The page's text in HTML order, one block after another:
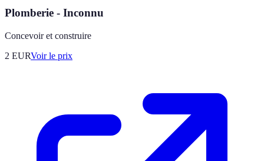
Plomberie - Inconnu
Concevoir et construire
2 EURVoir le prix